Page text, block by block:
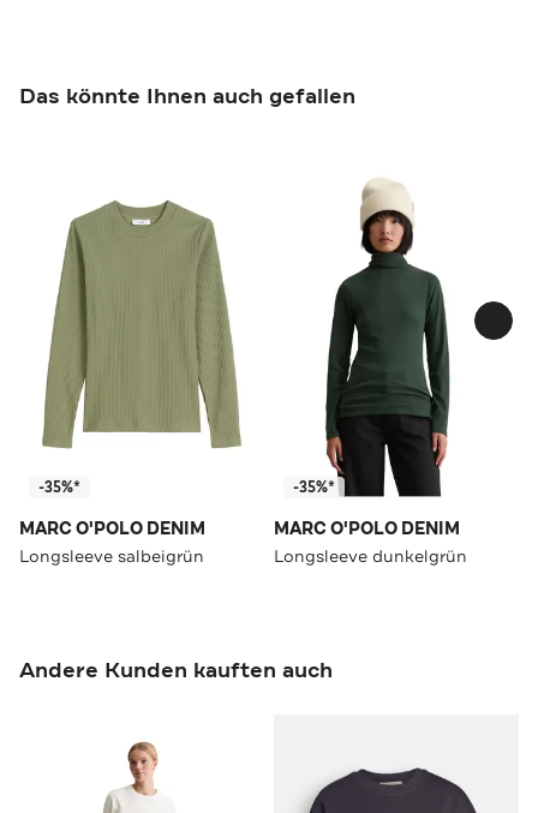
Das könnte Ihnen auch gefallen
-35%*
MARC O'POLO DENIM
Longsleeve salbeigrün
-35%*
MARC O'POLO DENIM
Longsleeve dunkelgrün
Andere Kunden kauften auch